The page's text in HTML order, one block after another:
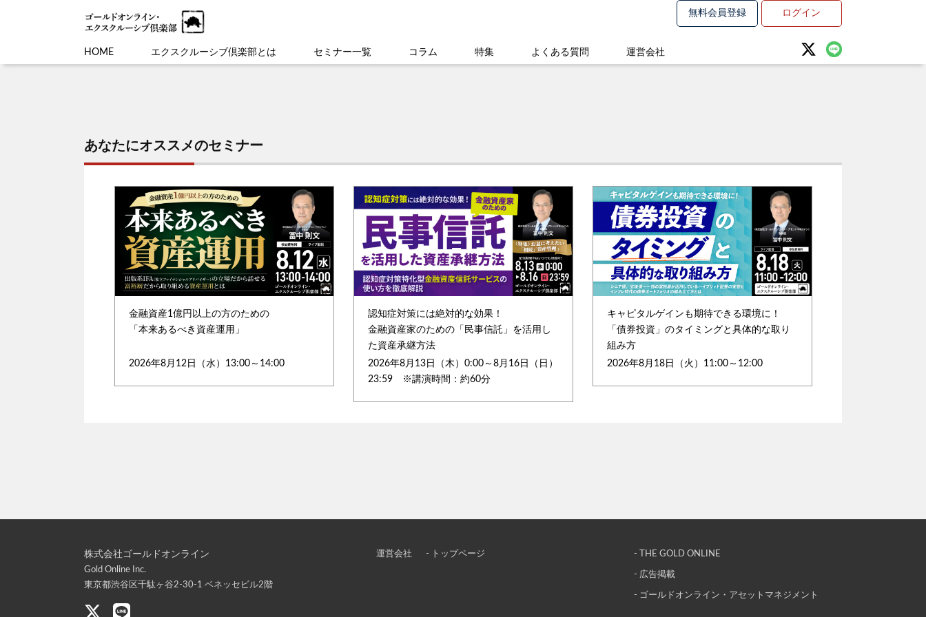
無料会員登録 ログイン
HOME エクスクルーシブ倶楽部とは セミナー一覧 コラム 特集 よくある質問 運営会社
あなたにオススメのセミナー
金融資産1億円以上の方のための
「本来あるべき資産運用」
2026年8月12日（水）13:00～14:00
認知症対策には絶対的な効果！
金融資産家のための「民事信託」を活用し
た資産承継方法
2026年8月13日（木）0:00～8月16日（日）
23:59 ※講演時間：約60分
キャピタルゲインも期待できる環境に！
「債券投資」のタイミングと具体的な取り
組み方
2026年8月18日（火）11:00～12:00
株式会社ゴールドオンライン
Gold Online Inc.
東京都渋谷区千駄ヶ谷2-30-1 ベネッセビル2階
運営会社 - トップページ - THE GOLD ONLINE
- 広告掲載
- ゴールドオンライン・アセットマネジメント